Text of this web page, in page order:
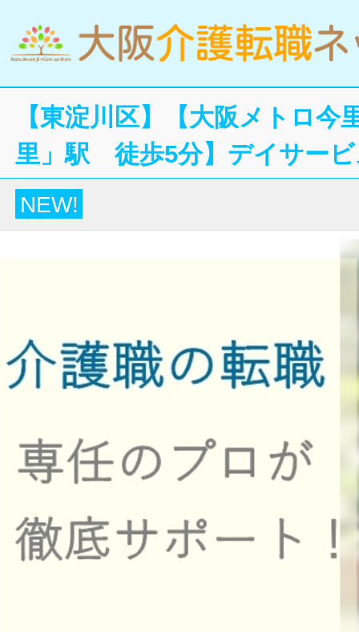
【東淀川区】【大阪メトロ今
里」駅 徒歩5分】デイサー
NEW!